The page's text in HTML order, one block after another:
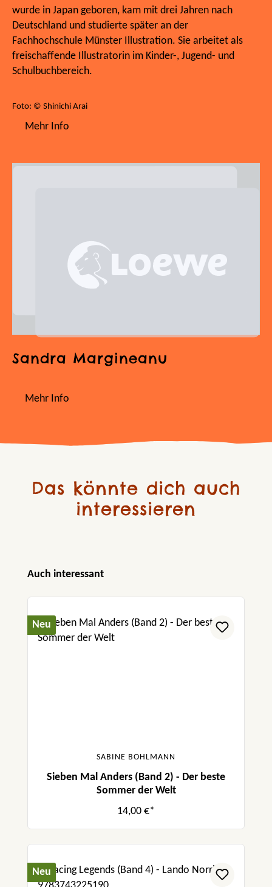
wurde in Japan geboren, kam mit drei Jahren nach
Deutschland und studierte später an der
Fachhochschule Münster Illustration. Sie arbeitet als
freischaffende Illustratorin im Kinder-, Jugend- und
Schulbuchbereich.
Foto: © Shinichi Arai
Mehr Info
Sandra Margineanu
Mehr Info
Das könnte dich auch
interessieren
Produktgalerie überspringen
Auch interessant
Neu
SABINE BOHLMANN
Sieben Mal Anders (Band 2) - Der beste
Sommer der Welt
14,00 €*
Neu